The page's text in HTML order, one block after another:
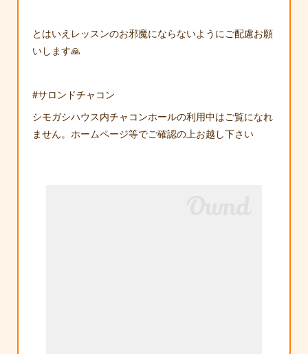
とはいえレッスンのお邪魔にならないようにご配慮お願
いします🙏
#サロンドチャコン
シモガシハウス内チャコンホールの利用中はご覧になれ
ません。ホームページ等でご確認の上お越し下さい